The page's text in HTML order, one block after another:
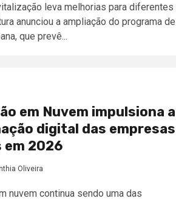
leva melhorias para diferentes
anunciou a ampliação do programa de
que prevê...
em Nuvem impulsiona a
digital das empresas
2026
Oliveira
nuvem continua sendo uma das